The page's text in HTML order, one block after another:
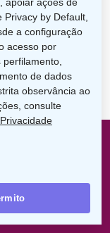
by Default,
a configuração
acesso por
de dados
observância ao
consulte